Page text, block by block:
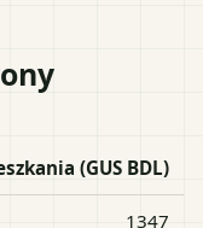
(GUS BDL)
1347